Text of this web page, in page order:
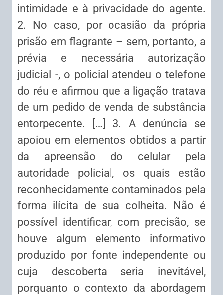
intimidade e à privacidade do agente.
2. No caso, por ocasião da própria
prisão em flagrante – sem, portanto, a
prévia e necessária autorização
judicial -, o policial atendeu o telefone
do réu e afirmou que a ligação tratava
de um pedido de venda de substância
entorpecente. […] 3. A denúncia se
apoiou em elementos obtidos a partir
da apreensão do celular pela
autoridade policial, os quais estão
reconhecidamente contaminados pela
forma ilícita de sua colheita. Não é
possível identificar, com precisão, se
houve algum elemento informativo
produzido por fonte independente ou
cuja descoberta seria inevitável,
porquanto o contexto da abordagem